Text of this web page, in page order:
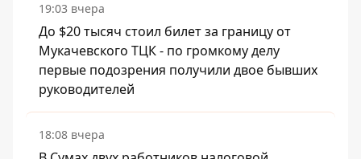
19:03 вчера
До $20 тысяч стоил билет за границу от
Мукачевского ТЦК - по громкому делу
первые подозрения получили двое бывших
руководителей
18:08 вчера